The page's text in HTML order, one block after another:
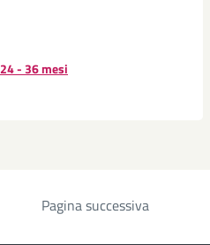
24 - 36 mesi
Pagina successiva